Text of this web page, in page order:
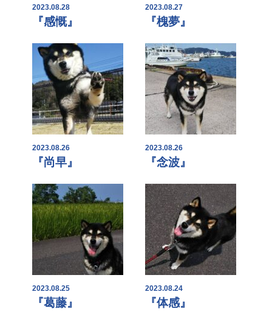
2023.08.28
『感慨』
2023.08.27
『槐夢』
2023.08.26
『尚早』
2023.08.26
『念波』
2023.08.25
『葛藤』
2023.08.24
『体感』